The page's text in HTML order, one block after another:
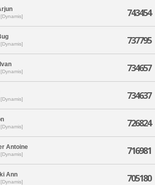
743454
737795
734657
734637
726824
Antoine 716981
Ann 705180